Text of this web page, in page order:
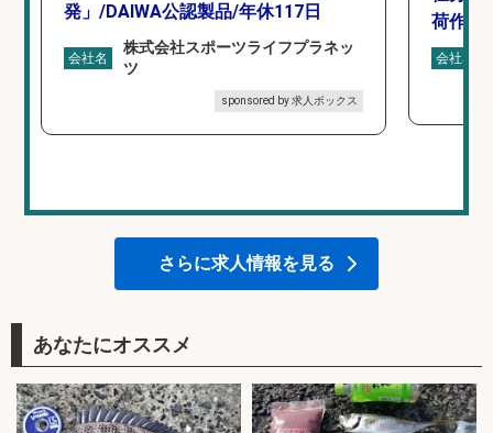
発」/DAIWA公認製品/年休117日
会社名
株式会社スポーツライフプラネッ
ツ
sponsored by 求人ボックス
荷作業
会社名
さらに求人情報を見る
あなたにオススメ